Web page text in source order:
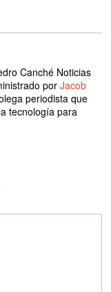
Canché Noticias
porJacob
periodista que
tecnología para